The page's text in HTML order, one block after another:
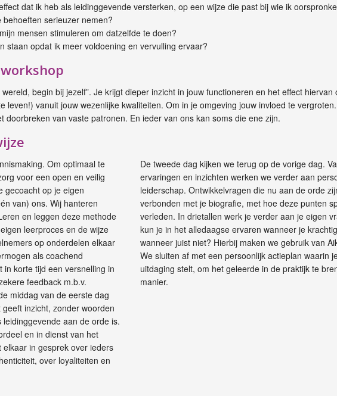
dat ik heb als leidinggevende versterken, op een wijze die past bij wie ik
serieuzer nemen?
mensen stimuleren om datzelfde te doen?
staan opdat ik meer voldoening en vervulling ervaar?
begin bij jezelf”. Je krijgt dieper inzicht in jouw functioneren en het effect hiervan
leven!) vanuit jouw wezenlijke kwaliteiten. Om in je omgeving jouw invloed te
doorbreken van vaste patronen. En ieder van ons kan soms die ene zijn.
Om optimaal te
voor een open en veilig
gecoacht op je eigen
van) ons. Wij hanteren
en leggen deze methode
leerproces en de wijze
op onderdelen elkaar
als coachend
in korte tijd een versnelling in
feedback m.b.v.
middag van de eerste dag
inzicht, zonder woorden
aan de orde is.
en in dienst van het
in gesprek over ieders
over loyaliteiten en
De tweede dag kijken we terug op de vorige dag.
ervaringen en inzichten werken we verder aan
leiderschap. Ontwikkelvragen die nu aan de orde
verbonden met je biografie, met hoe deze punten
verleden. In drietallen werk je verder aan je eigen
kun je in het alledaagse ervaren wanneer je
wanneer juist niet? Hierbij maken we gebruik van
We sluiten af met een persoonlijk actieplan waarin
uitdaging stelt, om het geleerde in de praktijk te
manier.